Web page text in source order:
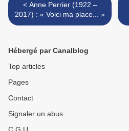
< Anne Perrier (1922 –
2017) : « Voici ma place... »
Hébergé par Canalblog
Top articles
Pages
Contact
Signaler un abus